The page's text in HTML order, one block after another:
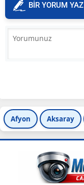
BİR YORUM YAZ
Afyon Aksaray